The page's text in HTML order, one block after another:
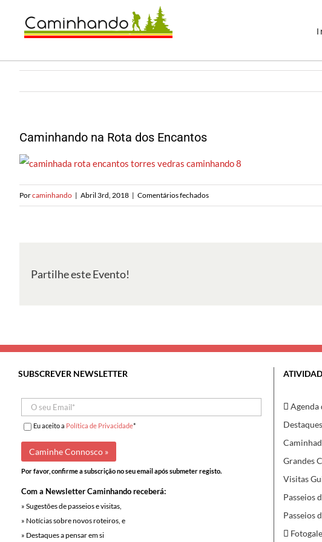
conteúdo
Caminhando na Rota dos Encantos
Porcaminhando | Abril 3rd, 2018 | Comentários fechadosem
Caminhando
Partilhe este Evento!
SUBSCREVER NEWSLETTER
Eu aceito a Política de Privacidade*
Por favor, confirme a subscrição no seu email após submeter registo.
Com a Newsletter Caminhando receberá:
» Sugestões de passeios e visitas,
» Notícias sobre novos roteiros, e
» Destaques a pensar em si
Agenda
Grandes
Visitas
Passeios
Passeios